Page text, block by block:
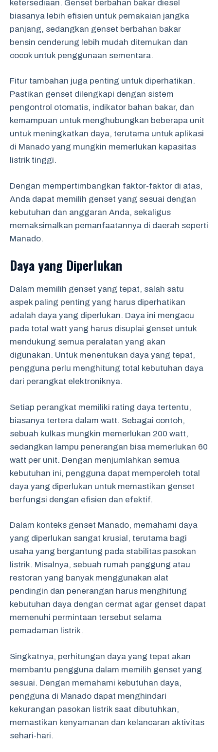
ketersediaan. Genset berbahan bakar diesel
biasanya lebih efisien untuk pemakaian jangka
panjang, sedangkan genset berbahan bakar
bensin cenderung lebih mudah ditemukan dan
cocok untuk penggunaan sementara.
Fitur tambahan juga penting untuk diperhatikan.
Pastikan genset dilengkapi dengan sistem
pengontrol otomatis, indikator bahan bakar, dan
kemampuan untuk menghubungkan beberapa unit
untuk meningkatkan daya, terutama untuk aplikasi
di Manado yang mungkin memerlukan kapasitas
listrik tinggi.
Dengan mempertimbangkan faktor-faktor di atas,
Anda dapat memilih genset yang sesuai dengan
kebutuhan dan anggaran Anda, sekaligus
memaksimalkan pemanfaatannya di daerah seperti
Manado.
Daya yang Diperlukan
Dalam memilih genset yang tepat, salah satu
aspek paling penting yang harus diperhatikan
adalah daya yang diperlukan. Daya ini mengacu
pada total watt yang harus disuplai genset untuk
mendukung semua peralatan yang akan
digunakan. Untuk menentukan daya yang tepat,
pengguna perlu menghitung total kebutuhan daya
dari perangkat elektroniknya.
Setiap perangkat memiliki rating daya tertentu,
biasanya tertera dalam watt. Sebagai contoh,
sebuah kulkas mungkin memerlukan 200 watt,
sedangkan lampu penerangan bisa memerlukan 60
watt per unit. Dengan menjumlahkan semua
kebutuhan ini, pengguna dapat memperoleh total
daya yang diperlukan untuk memastikan genset
berfungsi dengan efisien dan efektif.
Dalam konteks genset Manado, memahami daya
yang diperlukan sangat krusial, terutama bagi
usaha yang bergantung pada stabilitas pasokan
listrik. Misalnya, sebuah rumah panggung atau
restoran yang banyak menggunakan alat
pendingin dan penerangan harus menghitung
kebutuhan daya dengan cermat agar genset dapat
memenuhi permintaan tersebut selama
pemadaman listrik.
Singkatnya, perhitungan daya yang tepat akan
membantu pengguna dalam memilih genset yang
sesuai. Dengan memahami kebutuhan daya,
pengguna di Manado dapat menghindari
kekurangan pasokan listrik saat dibutuhkan,
memastikan kenyamanan dan kelancaran aktivitas
sehari-hari.